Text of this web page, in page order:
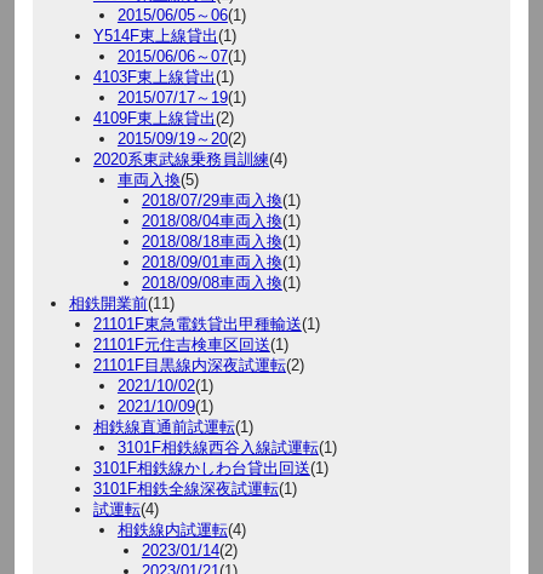
2015/06/05～06(1)
Y514F東上線貸出(1)
2015/06/06～07(1)
4103F東上線貸出(1)
2015/07/17～19(1)
4109F東上線貸出(2)
2015/09/19～20(2)
2020系東武線乗務員訓練(4)
車両入換(5)
2018/07/29車両入換(1)
2018/08/04車両入換(1)
2018/08/18車両入換(1)
2018/09/01車両入換(1)
2018/09/08車両入換(1)
相鉄開業前(11)
21101F東急電鉄貸出甲種輸送(1)
21101F元住吉検車区回送(1)
21101F目黒線内深夜試運転(2)
2021/10/02(1)
2021/10/09(1)
相鉄線直通前試運転(1)
3101F相鉄線西谷入線試運転(1)
3101F相鉄線かしわ台貸出回送(1)
3101F相鉄全線深夜試運転(1)
試運転(4)
相鉄線内試運転(4)
2023/01/14(2)